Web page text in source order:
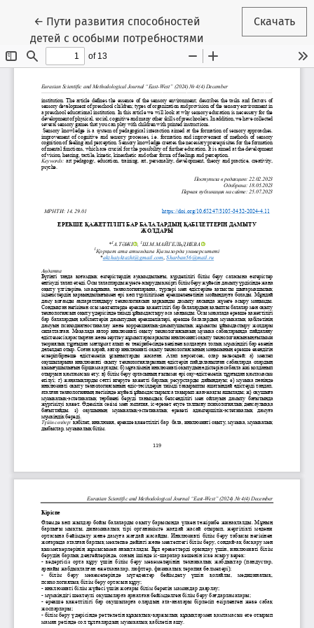
← Вернуться к Подробностям о статье
Пути развития способностей
детей с особыми потребностями
Скачать